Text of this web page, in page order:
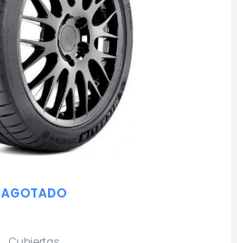
AGOTADO